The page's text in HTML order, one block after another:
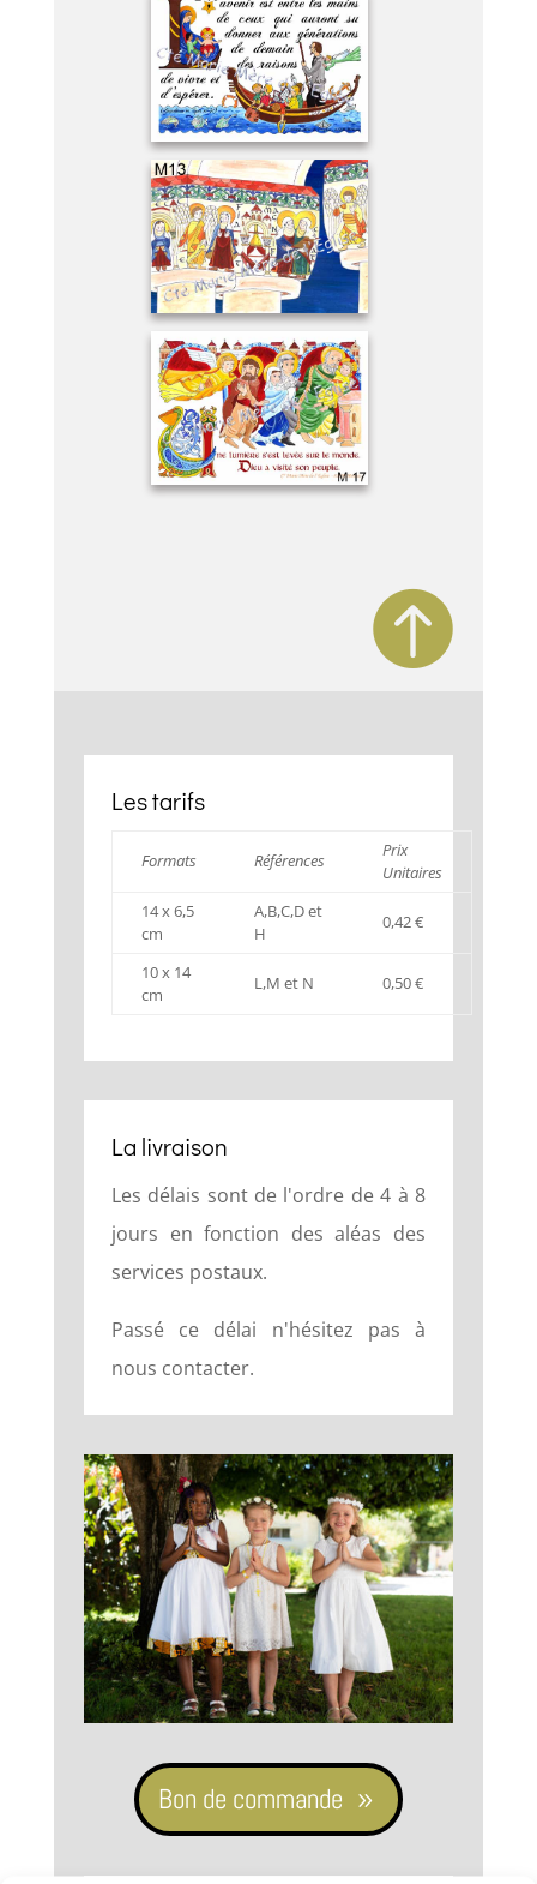

Les tarifs
Formats Références
Prix
Unitaires
14 x 6,5
cm
A,B,C,D et
H
0,42 €
10 x 14
cm
L,M et N 0,50 €
La livraison
Les délais sont de l'ordre de 4 à 8
jours en fonction des aléas des
services postaux.
Passé ce délai n'hésitez pas à
nous contacter.
Bon de commande